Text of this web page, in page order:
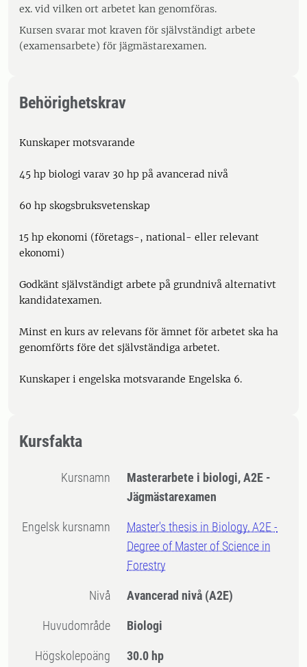
ex. vid vilken ort arbetet kan genomföras.
Kursen svarar mot kraven för självständigt arbete
(examensarbete) för jägmästarexamen.
Behörighetskrav
Kunskaper motsvarande
45 hp biologi varav 30 hp på avancerad nivå
60 hp skogsbruksvetenskap
15 hp ekonomi (företags-, national- eller relevant
ekonomi)
Godkänt självständigt arbete på grundnivå alternativt
kandidatexamen.
Minst en kurs av relevans för ämnet för arbetet ska ha
genomförts före det självständiga arbetet.
Kunskaper i engelska motsvarande Engelska 6.
Kursfakta
Kursnamn
Masterarbete i biologi, A2E -
Jägmästarexamen
Engelsk kursnamn
Master's thesis in Biology, A2E -
Degree of Master of Science in
Forestry
Nivå Avancerad nivå (A2E)
Huvudområde Biologi
högskolepoäng 30.0 hp